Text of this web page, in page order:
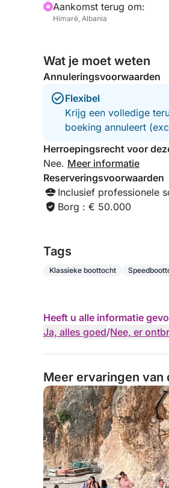
Aankomst terug om:
Himarë, Albania
Wat je moet weten
Annuleringsvoorwaarden
Flexibel
Krijg een volledige
boeking annuleert
Herroepingsrecht voor
Nee. Meer informatie
Reserveringsvoorwaarden
Inclusief professionele
Borg : € 50.000
Tags
Klassieke boottocht
Heeft u alle informatie
Ja, alles goed/Nee, er
Meer ervaringen van